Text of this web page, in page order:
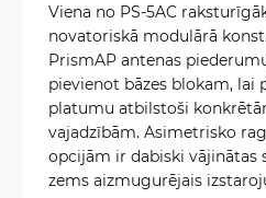
Viena no PS-5AC
novatoriskā modulārā
PrismAP antenas
pievienot bāzes blokam, lai
platumu atbilstoši
vajadzībām. Asimetrisko
opcijām ir dabiski vājinātas
zems aizmugurējais